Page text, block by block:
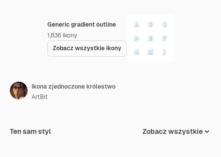
Generic gradient outline
1,836 Ikony
Zobacz wszystkie ikony
Ikona zjednoczone królestwo
ArtBit
Ten sam styl Zobacz wszystkie